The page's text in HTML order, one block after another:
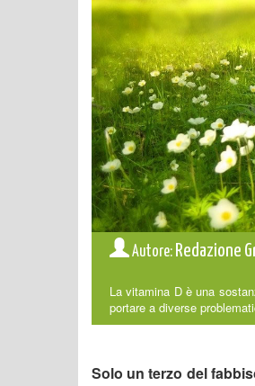
Autore: Redazione
La vitamina D è una
portare a diverse
Solo un terzo del